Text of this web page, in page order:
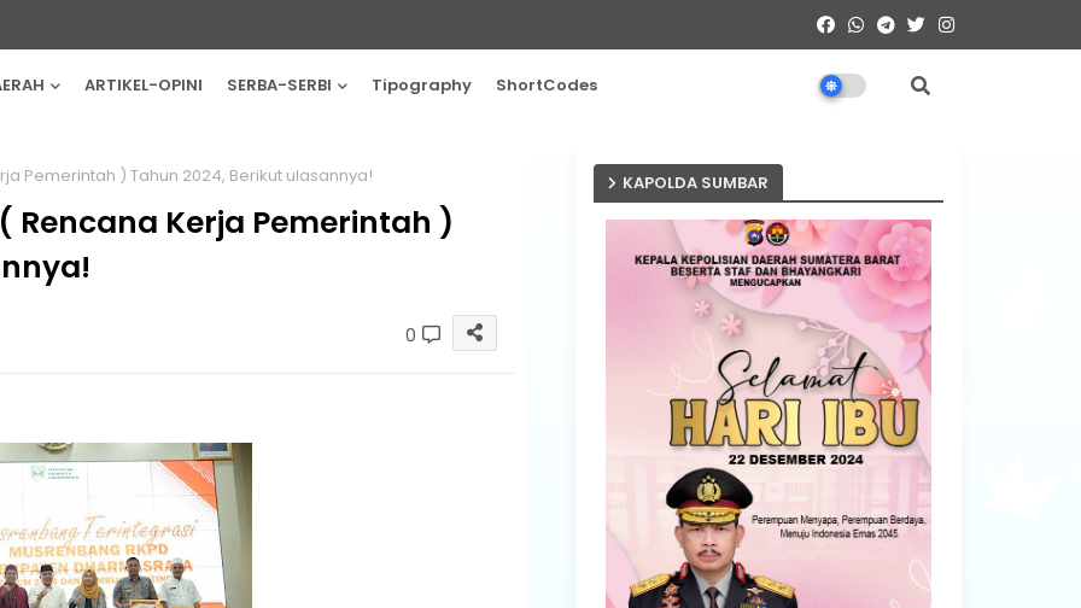
ARTIKEL-OPINI SERBA-SERBI Tipography ShortCodes
Pemerintah ) Tahun 2024, Berikut ulasannya!
Rencana Kerja Pemerintah )
0
KAPOLDA SUMBAR